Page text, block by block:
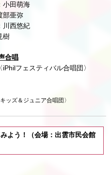
田萌海
亜弥
西悠紀
樹
合唱
フェスティバル合唱団〉
ッズ＆ジュニア合唱団〉
よう！（会場：出雲市民会館